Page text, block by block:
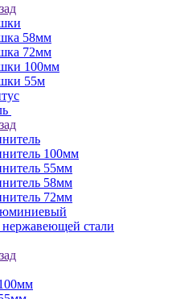
58мм
72мм
100мм
55м
100мм
55мм
58мм
72мм
стали